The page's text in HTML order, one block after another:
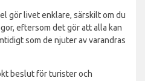
gör livet enklare, särskilt om du
eftersom det gör att alla kan
som de njuter av varandras
beslut för turister och